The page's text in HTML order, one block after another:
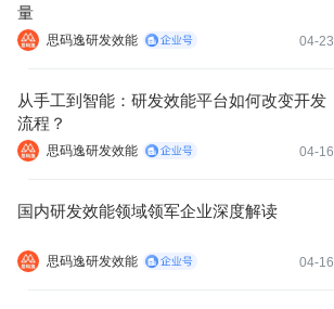
量
思码逸研发效能 04-23
从手工到智能：研发效能平台如何改变开发
流程？
思码逸研发效能 04-16
国内研发效能领域领军企业深度解读
思码逸研发效能 04-16